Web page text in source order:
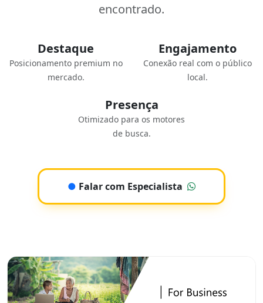
encontrado.
Destaque
Posicionamento premium no
mercado.
Engajamento
Conexão real com o público
local.
Presença
Otimizado para os motores
de busca.
● Falar com Especialista